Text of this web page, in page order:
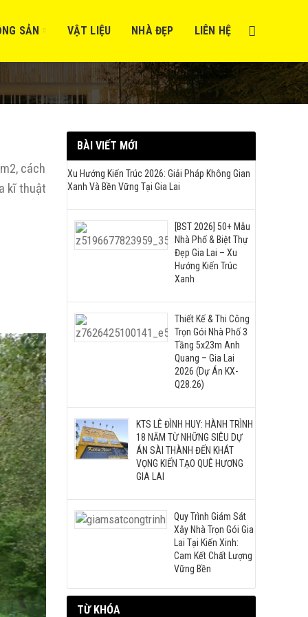
SẢN VẬT LIỆU NHÀ ĐẸP LIÊN HỆ
cách
kĩ thuật
BÀI VIẾT MỚI
Xu Hướng Kiến Trúc 2026: Giải Pháp Không Gian
Xanh Và Bền Vững Tại Gia Lai
[BST 2026] 50+ Mẫu
Nhà Phố & Biệt Thự
Đẹp Gia Lai – Xu
Hướng Kiến Trúc
Xanh
Thiết Kế & Thi Công
Trọn Gói Nhà Phố 3
Tầng 5x23m Anh
Quang – Gia Lai
2026 (Dự Án KX-
Q28.26)
KTS LÊ ĐÌNH HUY: HÀNH TRÌNH
18 NĂM TỪ NHỮNG SIÊU DỰ
ÁN SÀI THÀNH ĐẾN KHÁT
VỌNG KIẾN TẠO QUÊ HƯƠNG
GIA LAI
Quy Trình Giám Sát
Xây Nhà Trọn Gói Gia
Lai Tại Kiến Xinh:
Cam Kết Chất Lượng
Vững Bền
TỪ KHÓA